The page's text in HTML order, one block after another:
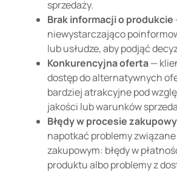
sprzedaży.
Brak informacji o produkcie
niewystarczająco
lub usłudze, aby podjąć
Konkurencyjna oferta—
dostęp do alternatywnych
bardziej atrakcyjne pod
jakości lub warunków
Błędy w procesie
napotkać problemy
zakupowym: błędy w
produktu albo problemy z